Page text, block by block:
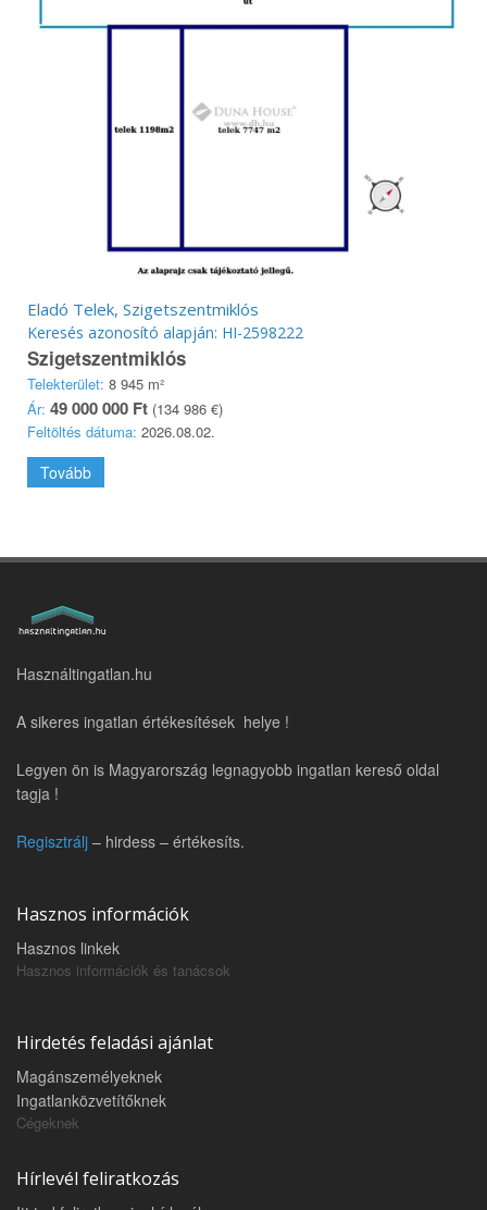
Eladó Telek, Szigetszentmiklós
Keresés azonosító alapján: HI-2598222
Szigetszentmiklós
Telekterület: 8 945 m²
Ár: 49 000 000 Ft (134 986 €)
Feltöltés dátuma: 2026.08.02.
Tovább
Használtingatlan.hu
A sikeres ingatlan értékesítések helye !
Legyen ön is Magyarország legnagyobb ingatlan kereső oldal
tagja !
Regisztrálj – hirdess – értékesíts.
Hasznos információk
Hasznos linkek
Hasznos információk és tanácsok
Hirdetés feladási ajánlat
Magánszemélyeknek
Ingatlanközvetítőknek
Cégeknek
Hírlevél feliratkozás